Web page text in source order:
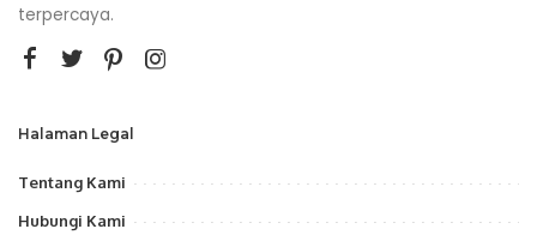
terpercaya.
Halaman Legal
Tentang Kami
Hubungi Kami